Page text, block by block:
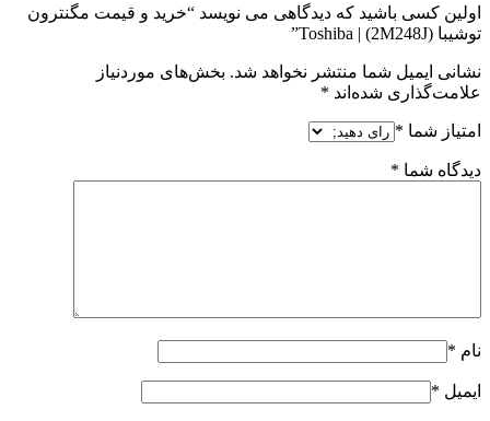
اولین کسی باشید که دیدگاهی می نویسد “خرید و قیمت مگنترون
توشیبا (2M248J) | Toshiba”
نشانی ایمیل شما منتشر نخواهد شد. بخش‌های موردنیاز
علامت‌گذاری شده‌اند *
امتیاز شما *
دیدگاه شما *
نام *
ایمیل *